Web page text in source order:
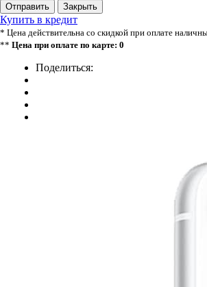
Отправить Закрыть
Купить в кредит
* Цена действительна со скидкой при оплате
** Цена при оплате по карте: 0
Поделиться: